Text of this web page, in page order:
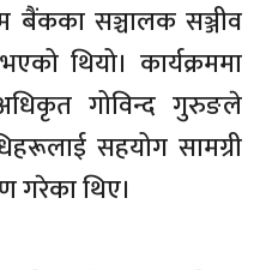
बैंकका सञ्चालक सञ्जीव
थियो। कार्यक्रममा
गोविन्द गुरुङले
सहयोग सामग्री
गरेका थिए।